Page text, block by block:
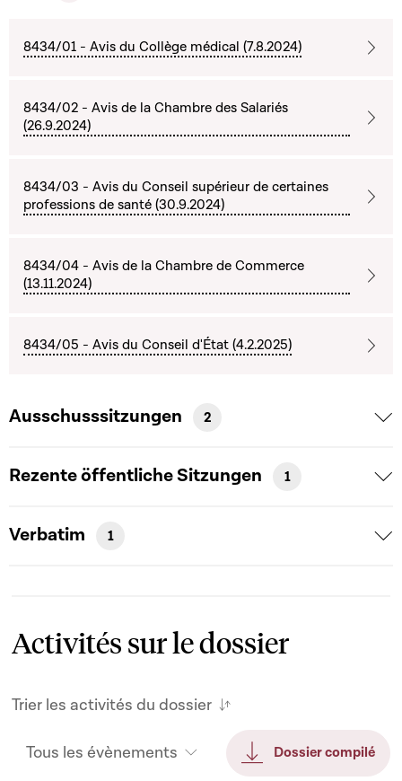
8434/01 - Avis du Collège médical (7.8.2024)
8434/02 - Avis de la Chambre des Salariés
(26.9.2024)
8434/03 - Avis du Conseil supérieur de certaines
professions de santé (30.9.2024)
8434/04 - Avis de la Chambre de Commerce
(13.11.2024)
8434/05 - Avis du Conseil d'État (4.2.2025)
Ausschusssitzungen 2
Rezente öffentliche Sitzungen 1
Verbatim 1
Activités sur le dossier
Trier les activités du dossier
Tous les évènements Dossier compilé